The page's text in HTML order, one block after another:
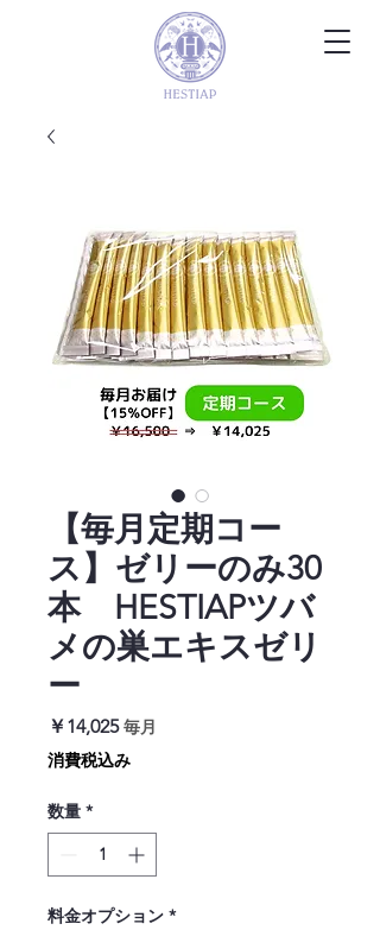
【毎月定期コー
ス】ゼリーのみ30
本 HESTIAPツバ
メの巣エキスゼリ
ー
￥14,025価
格
毎月
消費税込み
数量 *
料金オプション *